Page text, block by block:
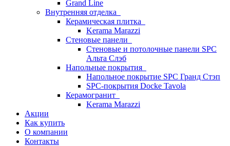
Grand Line
Внутренняя отделка
Керамическая плитка
Kerama Marazzi
Стеновые панели
Стеновые и потолочные панели SPC
Альта Слэб
Напольные покрытия
Напольное покрытие SPC Гранд Стэп
SPC-покрытия Docke Tavola
Керамогранит
Kerama Marazzi
Акции
Как купить
О компании
Контакты